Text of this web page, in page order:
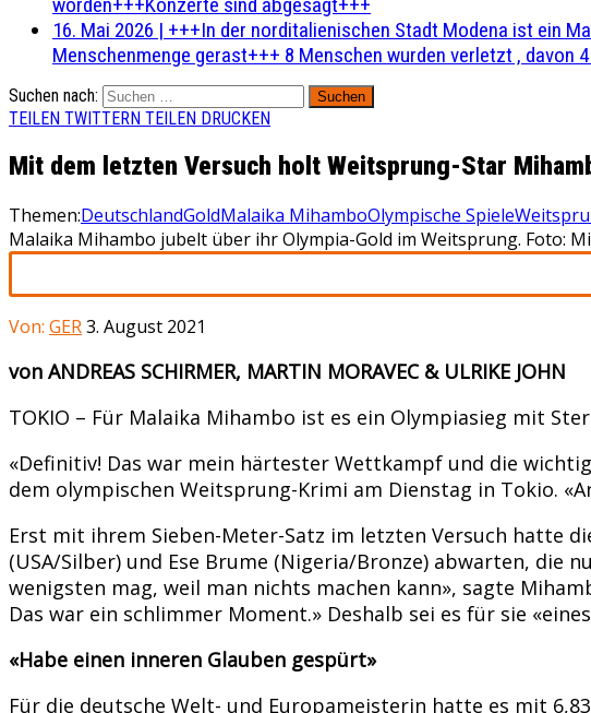
16. Mai 2026 | +++In der norditalienischen Stadt Modena ist ein
Menschenmenge gerast+++ 8 Menschen wurden verletzt , davon
Suchen nach:
TEILEN TWITTERN TEILEN DRUCKEN
Mit dem letzten Versuch holt Weitsprung-Star
Themen:DeutschlandGoldMalaika MihamboOlympische Spiele
Malaika Mihambo jubelt über ihr Olympia-Gold im Weitsprung. Foto:
Von: GER3. August 2021
von ANDREAS SCHIRMER, MARTIN MORAVEC & ULRIKE JOHN
TOKIO – Für Malaika Mihambo ist es ein Olympiasieg mit
«Definitiv! Das war mein härtester Wettkampf und die
dem olympischen Weitsprung-Krimi am Dienstag in Tokio.
Erst mit ihrem Sieben-Meter-Satz im letzten Versuch hatte
(USA/Silber) und Ese Brume (Nigeria/Bronze) abwarten, die
wenigsten mag, weil man nichts machen kann», sagte
Das war ein schlimmer Moment.» Deshalb sei es für sie
«Habe einen inneren Glauben gespürt»
Für die deutsche Welt- und Europameisterin hatte es mit